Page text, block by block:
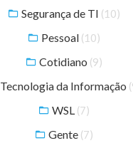
Segurança de TI (10)
Pessoal (10)
Cotidiano (9)
Tecnologia da Informação
WSL (7)
Gente (7)